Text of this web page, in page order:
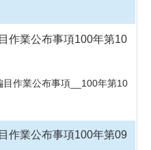
作業公布事項100年第10
目作業公布事項__100年第10
作業公布事項100年第09